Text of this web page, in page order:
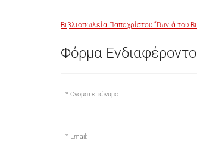
Βιβλιοπωλεία Παπαχρίστου “Γωνιά του
Φόρμα
Ονοματεπώνυμο:
Email: